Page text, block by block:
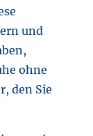
und
ohne
den Sie